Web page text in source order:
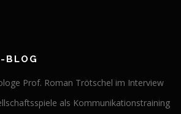
BLOG
Prof. Roman Trötschel im Interview
als Kommunikationstraining